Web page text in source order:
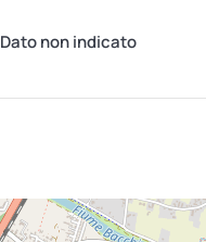
Dato non indicato